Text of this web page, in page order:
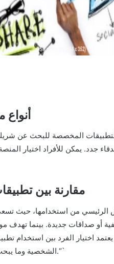
التطبيقات المخصصة للبحث عن
جدد. يمكن للأفراد اختيار
مقارنة بين
الرئيسي من استخدامها، حيث
أو صداقات جديدة. بينما
اختيار الفرد بين استخدام
الشخصية وما يبحث عنه في علاقته العاطفية المستقبلية.“`